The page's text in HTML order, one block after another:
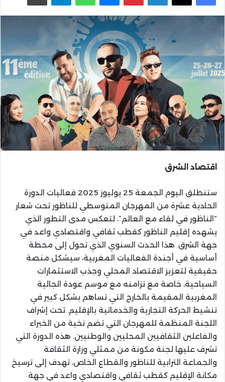
اقتصاد الشرق
ستنطلق اليوم الجمعة 25 يوليوز 2025 فعاليات الدورة
الحادية عشرة من المهرجان المتوسطي للناظور تحت شعار
“الناظور في لقاء مع العالم”، لتعكس مدى التطور الذي
يشهده إقليم الناظور كقطب ثقافي واقتصادي واعد في
جهة الشرق. هذا الحدث السنوي الذي تحول إلى محطة
أساسية في أجندة الفعاليات المغربية، سيشكل منصة
حقيقية لتعزيز الاقتصاد المحلي وجذب الاستثمارات
السياحية، خاصة مع تزامنه مع موسم عودة الجالية
المغربية المقيمة بالخارج التي تساهم بشكل كبير في
تنشيط الحركة التجارية والخدماتية بالإقليم. تحت إشراف
اللجنة المنظمة للمهرجان التي تضم نخبة من الخبراء
والفاعلين الثقافيين المحليين والوطنيين. هذه الدورة التي
تشرف عليها لجنة مكونة من ممثلي وزارة الثقافة
والجماعة الترابية للناظور والقطاع الخاص، تهدف إلى ترسيخ
مكانة الإقليم كقطب ثقافي واقتصادي واعد في جهة